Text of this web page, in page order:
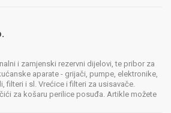
i zamjenski rezervni dijelovi, te pribor za
aparate - grijači, pumpe, elektronike,
filteri i sl. Vrećice i filteri za usisavače.
za košaru perilice posuđa. Artikle možete